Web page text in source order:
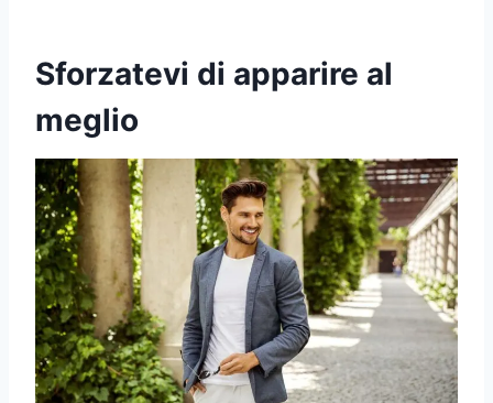
Sforzatevi di apparire al
meglio